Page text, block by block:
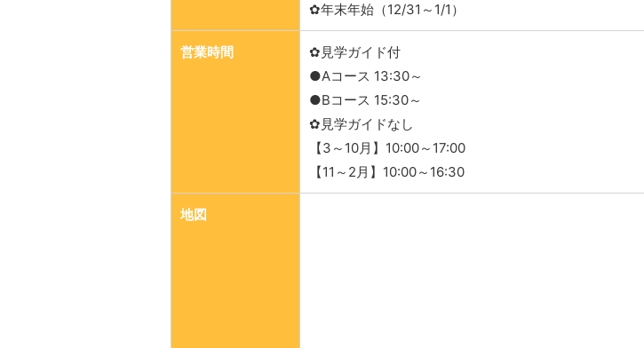
✿年末年始（12/31～1/1）
営業時間
✿見学ガイド付
●Aコース 13:30～
●Bコース 15:30～
✿見学ガイドなし
【3～10月】10:00～17:00
【11～2月】10:00～16:30
地図